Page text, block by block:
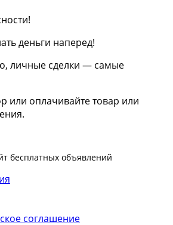
деньги наперед!
личные сделки — самые
или оплачивайте товар или
бесплатных объявлений
соглашение